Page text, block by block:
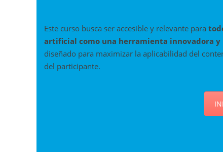
Este curso busca ser accesible y relevante para
artificial como una herramienta innovadora y
diseñado para maximizar la aplicabilidad del
del participante.